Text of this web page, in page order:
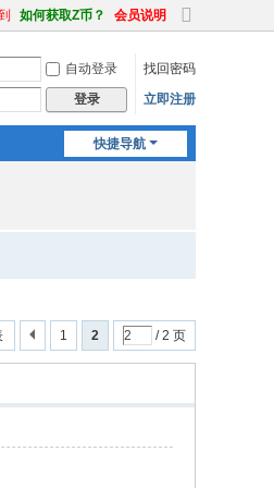
如何获取Z币？ 会员说明
切
到
宽
自动登录
找回密码
登录 立即注册
快捷导航
1 2 / 2 页